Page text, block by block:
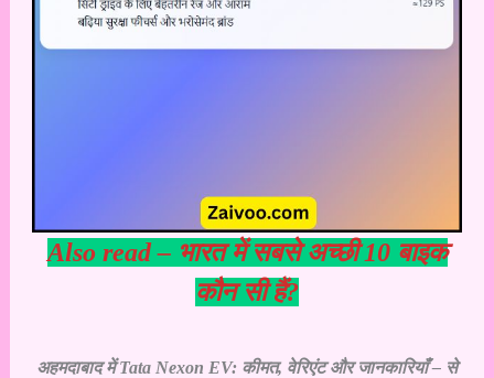
Also read – भारत में सबसे अच्छी 10 बाइक
कौन सी हैं?
अहमदाबाद में Tata Nexon EV: कीमत, वेरिएंट और जानकारियाँ – से